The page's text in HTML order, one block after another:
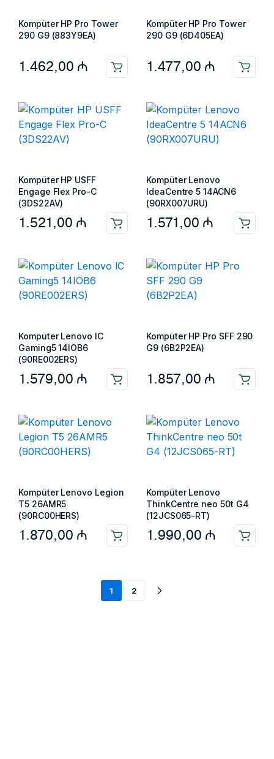
Kompüter HP Pro Tower
290 G9 (883Y9EA)
1.462,00 ₼
Kompüter HP Pro Tower
290 G9 (6D405EA)
1.477,00 ₼
Kompüter HP USFF
Engage Flex Pro-C
(3DS22AV)
1.521,00 ₼
Kompüter Lenovo
IdeaCentre 5 14ACN6
(90RX007URU)
1.571,00 ₼
Kompüter Lenovo IC
Gaming5 14IOB6
(90RE002ERS)
1.579,00 ₼
Kompüter HP Pro SFF 290
G9 (6B2P2EA)
1.857,00 ₼
Kompüter Lenovo Legion
T5 26AMR5
(90RC00HERS)
1.870,00 ₼
Kompüter Lenovo
ThinkCentre neo 50t G4
(12JCS065-RT)
1.990,00 ₼
1 2